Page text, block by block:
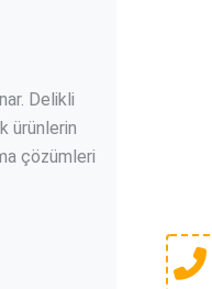
Delikli
ürünlerin
çözümleri